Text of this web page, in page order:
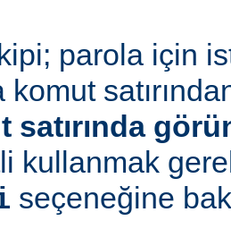
parola için
komut
satırında
kullanmak
seçeneğine